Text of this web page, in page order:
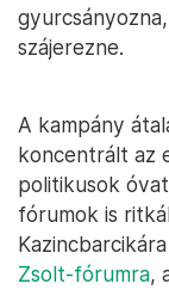
szájerezne.
A kampány
koncentrált az
politikusok
fórumok is
Zsolt-fórumra,